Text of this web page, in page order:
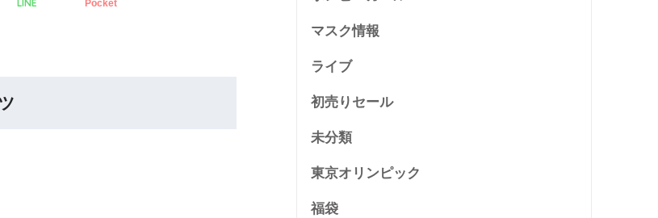
LINE Pocket
マスク情報
ライブ
初売りセール
未分類
東京オリンピック
福袋